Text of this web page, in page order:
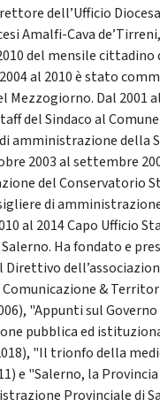
dell’Ufficio
Amalfi-Cava
del mensile
al 2010 è stato
Mezzogiorno. Dal 2001
del Sindaco al
amministrazione della
2003 al settembre
del Conservatorio
di
al 2014 Capo Ufficio
Ha fondato e
Direttivo
&
"Appunti sul
pubblica ed
"Il trionfo della
e "Salerno, la
Provinciale di